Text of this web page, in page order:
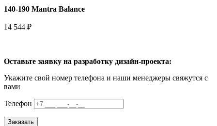
140-190 Mantra Balance
14 544 ₽
Оставьте заявку на разработку дизайн-проекта:
Укажите свой номер телефона и наши менеджеры свяжутся с
вами
Телефон
Заказать